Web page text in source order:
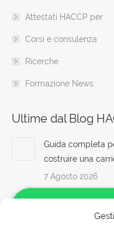
Attestati HACCP per
Corsi e consulenza
Ricerche
Formazione News
Ultime dal Blog
Guida completa
costruire una
7 Agosto 2026
Corso Datore di
Corso Teorico di